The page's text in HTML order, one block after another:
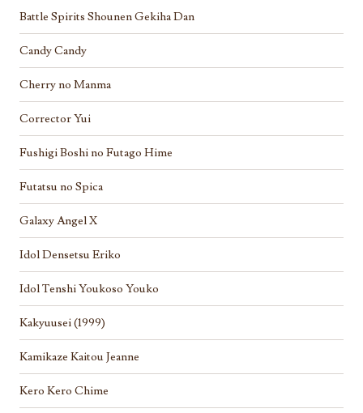
Battle Spirits Shounen Gekiha Dan
Candy Candy
Cherry no Manma
Corrector Yui
Fushigi Boshi no Futago Hime
Futatsu no Spica
Galaxy Angel X
Idol Densetsu Eriko
Idol Tenshi Youkoso Youko
Kakyuusei (1999)
Kamikaze Kaitou Jeanne
Kero Kero Chime